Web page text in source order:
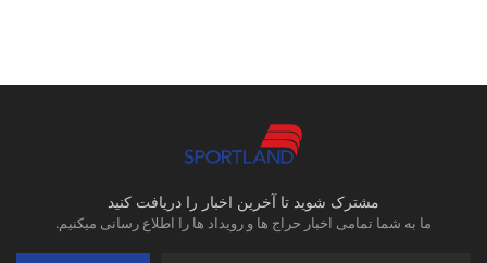
مشترک شوید تا آخرین اخبار را دریافت کنید
ما به شما تمامی اخبار حراج ها و رویداد ها را اطلاع رسانی میکنیم.